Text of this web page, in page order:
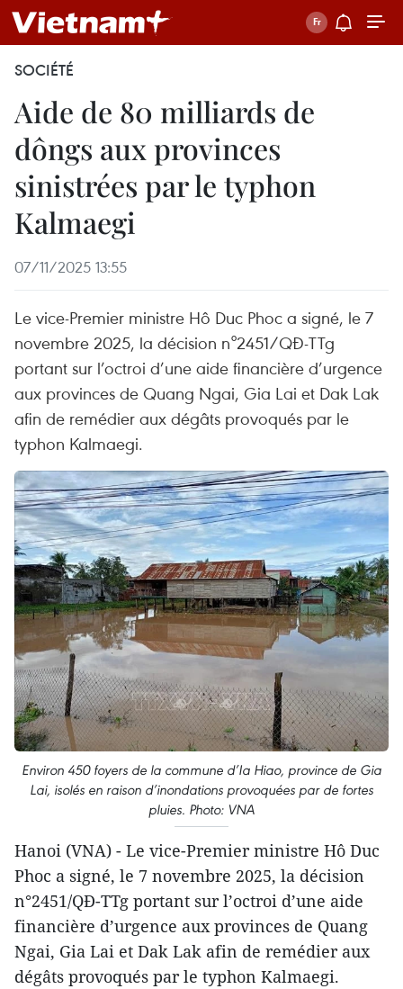
SOCIÉTÉ
Aide de 80 milliards de
dôngs aux provinces
sinistrées par le typhon
Kalmaegi
07/11/2025 13:55
Le vice-Premier ministre Hô Duc Phoc a signé, le 7
novembre 2025, la décision n°2451/QĐ-TTg
portant sur l’octroi d’une aide financière d’urgence
aux provinces de Quang Ngai, Gia Lai et Dak Lak
afin de remédier aux dégâts provoqués par le
typhon Kalmaegi.
Environ 450 foyers de la commune d’Ia Hiao, province de Gia
Lai, isolés en raison d’inondations provoquées par de fortes
pluies. Photo: VNA
Hanoi (VNA) - Le vice-Premier ministre Hô Duc
Phoc a signé, le 7 novembre 2025, la décision
n°2451/QĐ-TTg portant sur l’octroi d’une aide
financière d’urgence aux provinces de Quang
Ngai, Gia Lai et Dak Lak afin de remédier aux
dégâts provoqués par le typhon Kalmaegi.